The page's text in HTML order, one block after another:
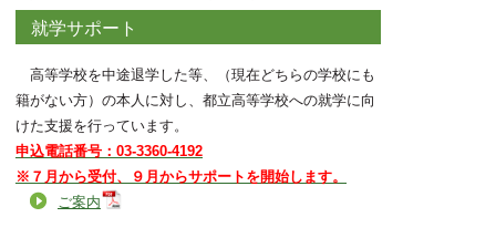
就学サポート
高等学校を中途退学した等、（現在どちらの学校にも
籍がない方）の本人に対し、都立高等学校への就学に向
けた支援を行っています。
申込電話番号：03-3360-4192
※７月から受付、９月からサポートを開始します。
ご案内